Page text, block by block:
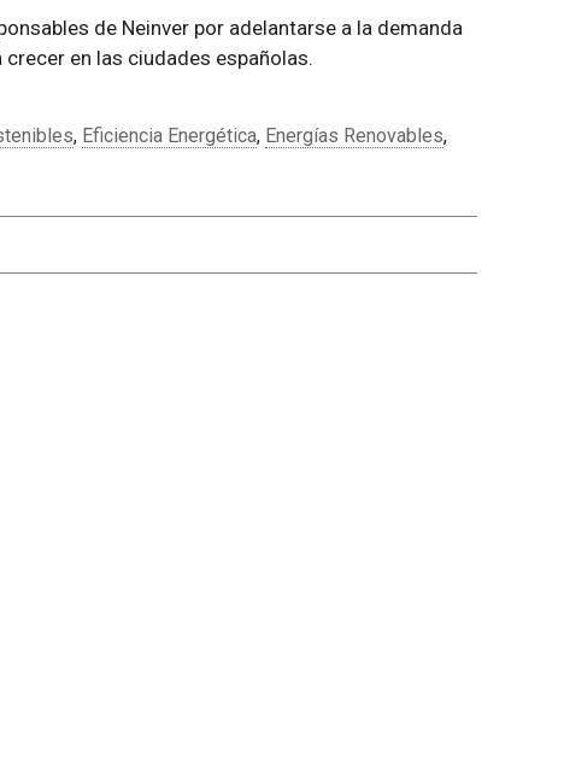
de Neinver por adelantarse a la demanda
en las ciudades españolas.
, Eficiencia Energética, Energías Renovables,